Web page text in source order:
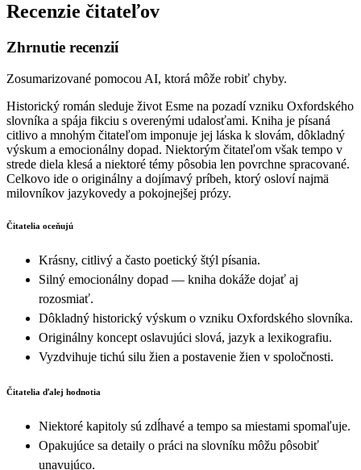
Recenzie čitateľov
Zhrnutie recenzií
Zosumarizované pomocou AI, ktorá môže robiť chyby.
Historický román sleduje život Esme na pozadí vzniku Oxfordského
slovníka a spája fikciu s overenými udalosťami. Kniha je písaná
citlivo a mnohým čitateľom imponuje jej láska k slovám, dôkladný
výskum a emocionálny dopad. Niektorým čitateľom však tempo v
strede diela klesá a niektoré témy pôsobia len povrchne spracované.
Celkovo ide o originálny a dojímavý príbeh, ktorý osloví najmä
milovníkov jazykovedy a pokojnejšej prózy.
Čitatelia oceňujú
Krásny, citlivý a často poetický štýl písania.
Silný emocionálny dopad — kniha dokáže dojať aj
rozosmiať.
Dôkladný historický výskum o vzniku Oxfordského slovníka.
Originálny koncept oslavujúci slová, jazyk a lexikografiu.
Vyzdvihuje tichú silu žien a postavenie žien v spoločnosti.
Čitatelia ďalej hodnotia
Niektoré kapitoly sú zdĺhavé a tempo sa miestami spomaľuje.
Opakujúce sa detaily o práci na slovníku môžu pôsobiť
unavujúco.